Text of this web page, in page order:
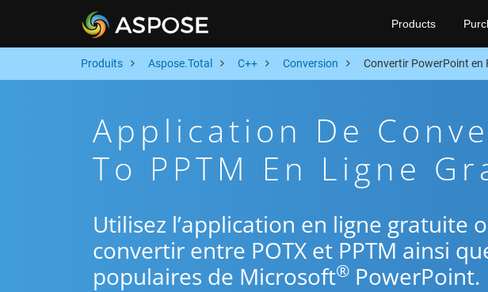
Products
Produits Aspose.Total C++ Conversion Convertir PowerPoint en
Application De
To PPTM En Ligne
Utilisez l’application en ligne gratuite
convertir entre POTX et PPTM ainsi
populaires de Microsoft® PowerPoint.